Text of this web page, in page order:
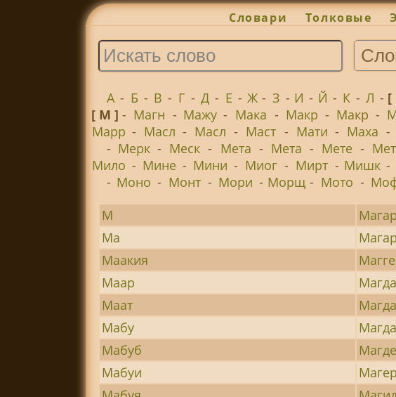
Словари Толковые
А - Б - В - Г - Д - Е - Ж - З - И - Й - К - Л -
[ М ] - Магн - Мажу - Мака - Макр - Макр -
Марр - Масл - Масл - Маст - Мати - Маха -
- Мерк - Меск - Мета - Мета - Мете -
Мило - Мине - Мини - Миог - Мирт - Мишк -
- Моно - Монт - Мори - Морщ - Мото -
М
Ма
Маакия
Маар
Магда
Маат
Мабу
Мабуб
Мабуи